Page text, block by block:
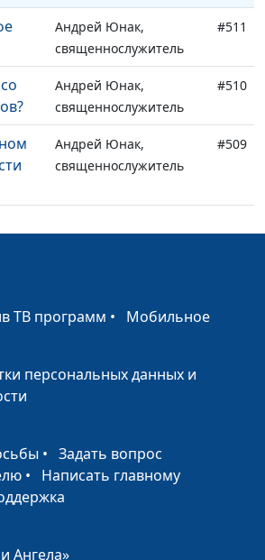
Андрей Юнак,
священнослужитель
#511
Андрей Юнак,
священнослужитель
#510
Андрей Юнак,
священнослужитель
#509
Андрей Юнак,
священнослужитель
ТВ программ • Мобильное
персональных данных и
• Задать вопрос
• Написать главному
Ангела»